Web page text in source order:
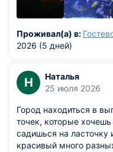
Проживал(а) в:
2026 (5 дней)
Н
Наталья
25 июля 2026
Город находиться в
точек, которые
садишься на
красивый много